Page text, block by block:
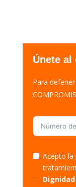
Únete al
Para
Acepto la